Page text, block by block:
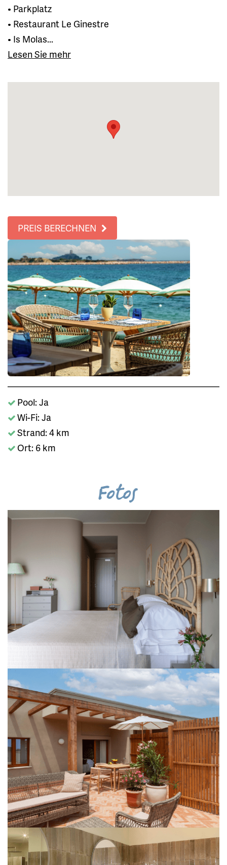
• Parkplatz
• Restaurant Le Ginestre
• Is Molas...
Lesen Sie mehr
PREIS BERECHNEN
Pool: Ja
Wi-Fi: Ja
Strand: 4 km
Ort: 6 km
Fotos